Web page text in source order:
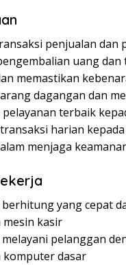
penjualan dan
uang dan
memastikan
dagangan dan
terbaik
harian
menjaga
berhitung yang cepat
mesin kasir
pelanggan
komputer dasar